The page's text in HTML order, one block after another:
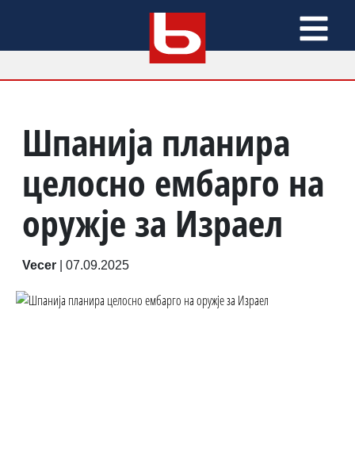
Шпанија планира
целосно ембарго на
оружје за Израел
Vecer 07.09.2025